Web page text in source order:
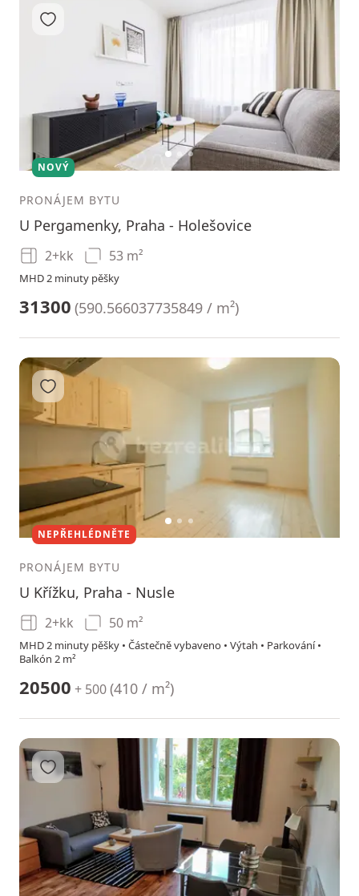
12 3
Přidat do oblíbených
NOVÝ
PRONÁJEM BYTU
U Pergamenky, Praha - Holešovice
2+kk 53 m²
MHD 2 minuty pěšky
31300 (590.566037735849 / m²)
12 3
Přidat do oblíbených
NEPŘEHLÉDNĚTE
PRONÁJEM BYTU
U Křížku, Praha - Nusle
2+kk 50 m²
MHD 2 minuty pěšky • Částečně vybaveno • Výtah • Parkování •
Balkón 2 m²
20500 + 500(410 / m²)
Přidat do oblíbených